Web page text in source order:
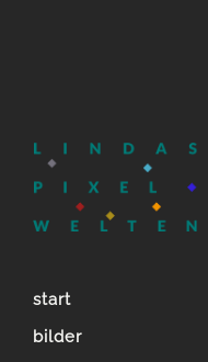
start
bilder